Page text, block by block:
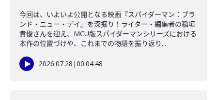
今回は、いよいよ公開となる映画『スパイダーマン：ブラ
ンド・ニュー・デイ』を深掘り！ライター・編集者の稲垣
貴俊さんを迎え、MCU版スパイダーマンシリーズにおける
本作の位置づけや、これまでの物語を振り返り...
2026.07.28 |00:04:48